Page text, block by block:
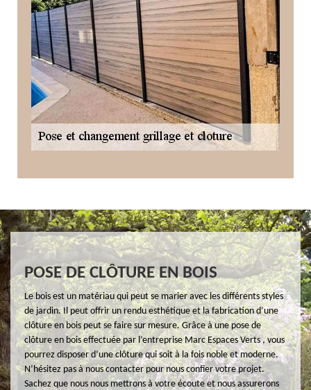
POSE DE CLÔTURE EN BOIS
Le bois est un matériau qui peut se marier avec les différents styles
de jardin. Il peut offrir un rendu esthétique et la fabrication d’une
clôture en bois peut se faire sur mesure. Grâce à une pose de
clôture en bois effectuée par l’entreprise Marc Espaces Verts , vous
pourrez disposer d’une clôture qui soit à la fois noble et moderne.
N’hésitez pas à nous contacter pour nous confier votre projet.
Sachez que nous nous mettrons à votre écoute et nous assurerons